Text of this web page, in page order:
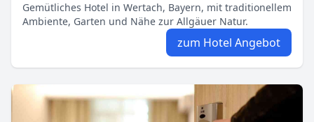
Gemütliches Hotel in Wertach, Bayern, mit traditionellem
Ambiente, Garten und Nähe zur Allgäuer Natur.
zum Hotel Angebot